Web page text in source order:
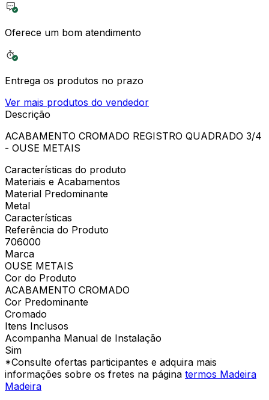
Oferece um bom atendimento
Entrega os produtos no prazo
Ver mais produtos do vendedor
Descrição
ACABAMENTO CROMADO REGISTRO QUADRADO 3/4
- OUSE METAIS
Características do produto
Materiais e Acabamentos
Material Predominante
Metal
Características
Referência do Produto
706000
Marca
OUSE METAIS
Cor do Produto
ACABAMENTO CROMADO
Cor Predominante
Cromado
Itens Inclusos
Acompanha Manual de Instalação
Sim
*Consulte ofertas participantes e adquira mais
informações sobre os fretes na página termos Madeira
Madeira